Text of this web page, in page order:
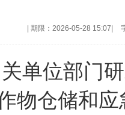
期限：2026-05-28 15:07
单位部门
物仓储和